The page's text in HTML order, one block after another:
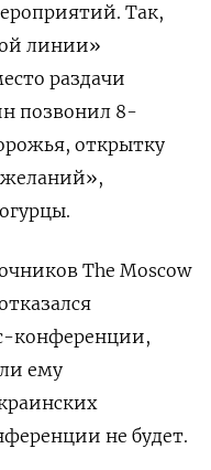
Так,
линии»
раздачи
позвонил 8-
открытку
желаний»,
The Moscow
конференции,
ему
не будет.